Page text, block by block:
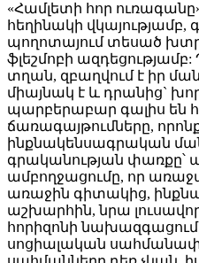
«Համլետի հոր
հեղինակի վկայությամբ,
պողոտայում տեսած
ֆլեշմոբի
տղան, զբաղվում է իր
միայնակ է և դրանից`
պարբերաբար գալիս են
ճառագայթումները,
ինքնակենսագրական
գրականության փառքը՝
ամբողջացումը, որ
առաջին գիտակից,
աշխարհին, նրա
հորիզոնի
սոցիալական